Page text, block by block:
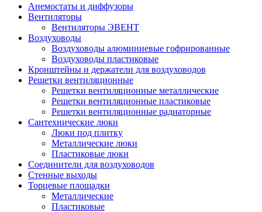
Анемостаты и диффузоры
Вентиляторы
Вентиляторы ЭВЕНТ
Воздуховоды
Воздуховоды алюминиевые гофрированные
Воздуховоды пластиковые
Кронштейны и держатели для воздуховодов
Решетки вентиляционные
Решетки вентиляционные металлические
Решетки вентиляционные пластиковые
Решетки вентиляционные радиаторные
Сантехнические люки
Люки под плитку
Металлические люки
Пластиковые люки
Соединители для воздуховодов
Стенные выходы
Торцевые площадки
Металлические
Пластиковые